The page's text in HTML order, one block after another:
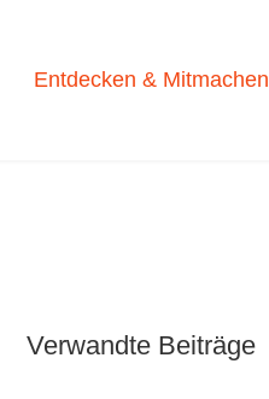
Entdecken & Mitmachen
Verwandte Beiträge